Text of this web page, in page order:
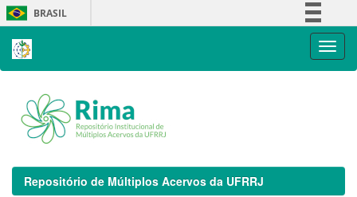
Skip
navigation
BRASIL
Repositório de Múltiplos Acervos da UFRRJ